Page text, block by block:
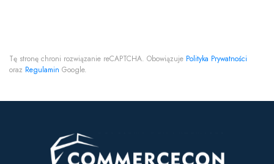
Tę stronę chroni rozwiązanie reCAPTCHA. Obowiązuje Polityka Prywatności
oraz Regulamin Google.